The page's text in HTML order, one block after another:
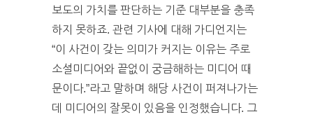
보도의 가치를 판단하는 기준 대부분을 충족
하지 못하죠. 관련 기사에 대해 가디언지는
“이 사건이 갖는 의미가 커지는 이유는 주로
소셜미디어와 끝없이 궁금해하는 미디어 때
문이다.”라고 말하며 해당 사건이 퍼져나가는
데 미디어의 잘못이 있음을 인정했습니다. 그